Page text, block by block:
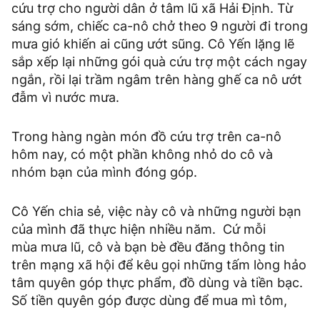
cứu trợ cho người dân ở tâm lũ xã Hải Định. Từ
sáng sớm, chiếc ca-nô chở theo 9 người đi trong
mưa gió khiến ai cũng ướt sũng. Cô Yến lặng lẽ
sắp xếp lại những gói quà cứu trợ một cách ngay
ngắn, rồi lại trầm ngâm trên hàng ghế ca nô ướt
đẫm vì nước mưa.
Trong hàng ngàn món đồ cứu trợ trên ca-nô
hôm nay, có một phần không nhỏ do cô và
nhóm bạn của mình đóng góp.
Cô Yến chia sẻ, việc này cô và những người bạn
của mình đã thực hiện nhiều năm. Cứ mỗi
mùa mưa lũ, cô và bạn bè đều đăng thông tin
trên mạng xã hội để kêu gọi những tấm lòng hảo
tâm quyên góp thực phẩm, đồ dùng và tiền bạc.
Số tiền quyên góp được dùng để mua mì tôm,